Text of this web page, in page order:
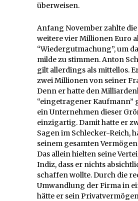
überweisen.
Anfang November zahlte
weitere vier Millionen Euro
“Wiedergutmachung”, um
milde zu stimmen. Anton
gilt allerdings als mittellos.
zwei Millionen von seiner
Denn er hatte den
“eingetragener
ein Unternehmen dieser
einzigartig. Damit hatte er
Sagen im Schlecker-Reich,
seinem gesamten
Das allein hielten seine
Indiz, dass er nichts
schaffen wollte. Durch die
Umwandlung der Firma in
hätte er sein